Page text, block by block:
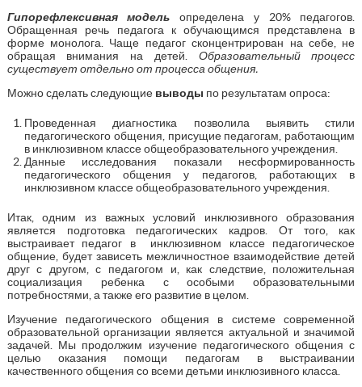
Гипорефлексивная модель определена у 20% педагогов.
Обращенная речь педагога к обучающимся представлена в
форме монолога. Чаще педагог сконцентрирован на себе, не
обращая внимания на детей. Образовательный процесс
существует отдельно от процесса общения.
Можно сделать следующие выводы по результатам опроса:
Проведенная диагностика позволила выявить стили
педагогического общения, присущие педагогам, работающим
в инклюзивном классе общеобразовательного учреждения.
Данные исследования показали несформированность
педагогического общения у педагогов, работающих в
инклюзивном классе общеобразовательного учреждения.
Итак, одним из важных условий инклюзивного образования
является подготовка педагогических кадров. От того, как
выстраивает педагог в инклюзивном классе педагогическое
общение, будет зависеть межличностное взаимодействие детей
друг с другом, с педагогом и, как следствие, положительная
социализация ребенка с особыми образовательными
потребностями, а также его развитие в целом.
Изучение педагогического общения в системе современной
образовательной организации является актуальной и значимой
задачей. Мы продолжим изучение педагогического общения с
целью оказания помощи педагогам в выстраивании
качественного общения со всеми детьми инклюзивного класса.